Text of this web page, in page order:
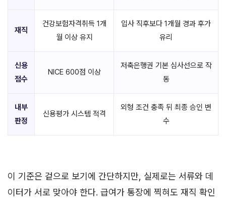
재직
건강보험자격취득 1개
월 이상 유지
입사 직후보다 1개월 경과 후가
유리
신용
점수
NICE 600점 이상
저축은행권 기본 심사선으로 작
동
내부
판정
신용평가 시스템 적격
외형 조건 충족 뒤 최종 승인 변
수
이 기준은 겉으로 보기에 간단하지만, 실제로는 서류와 데
이터가 서로 맞아야 한다. 급여가 통장에 찍혀도 재직 확인